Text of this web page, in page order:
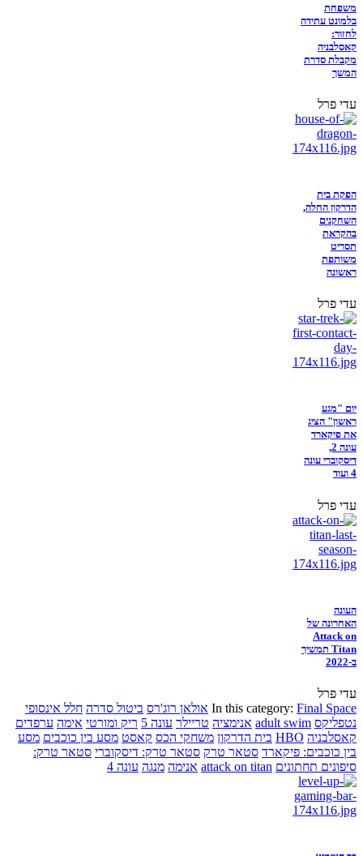
משפחת
בלמונט עתידה
לחזור:
קאסלבניה
מקבלת סדרת
המשך
עדי פרל
הפקת בית
הדרקון החלה,
השחקנים
בהקראת
תסריט
משותפת
ראשונה
עדי פרל
יום "מגע
ראשון" הציג
את פיקארד
עונה 2,
דיסקוברי עונה
4 ועוד
עדי פרל
העונה
האחרונה של
Attack on
Titan תמשיך
ב-2022
עדי פרל
In this category: Final Space אולאן רוג'רס ביטול סדרה חלל אינסופי
נטפליקס adult swim אנימציה טריילר עונה 5 ריק ומורטי אימה ערפדים
קאסלבניה HBO בית הדרקון משחקי הכס קאסט מסע בין כוכבים מסע
בין כוכבים: פיקארד סטאר טרק סטאר טרק: דיסקוברי סטאר טרק:
סיפונים תחתונים attack on titan אנימה מנגה עונה 4